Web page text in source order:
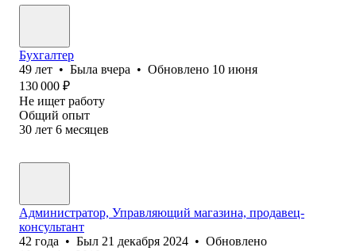
Бухгалтер
49 лет • Была вчера • Обновлено 10 июня
130 000 ₽
Не ищет работу
Общий опыт
30 лет 6 месяцев
Администратор, Управляющий магазина, продавец-
консультант
42 года • Был 21 декабря 2024 • Обновлено